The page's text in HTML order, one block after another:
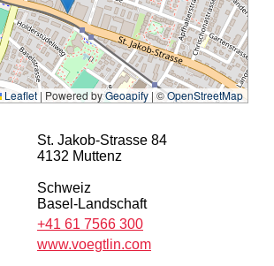
Leaflet | Powered byGeoapify| ©OpenStreetMap
St. Jakob-Strasse 84
4132 Muttenz
Schweiz
Basel-Landschaft
+41 61 7566 300
www.voegtlin.com